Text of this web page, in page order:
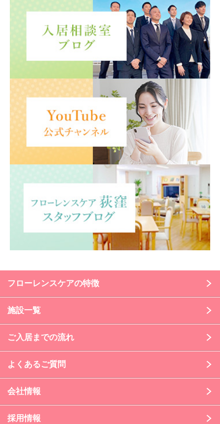
フローレンスケアの特徴
施設一覧
ご入居までの流れ
よくあるご質問
会社情報
採用情報